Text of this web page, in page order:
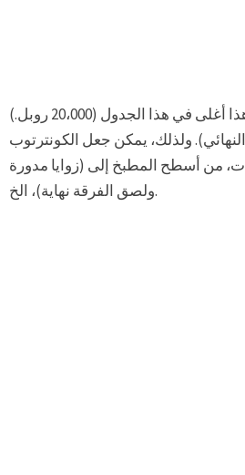
أمرت 4 الفراغات (وكان هذا أغلى في هذا الجدول (20،000 روبل.)
ولذلك، يمكن جعل الكونترتوب
من أسطح المطبخ إلى (زوايا مدورة
ولصق الفرقة نهاية)، الخ.